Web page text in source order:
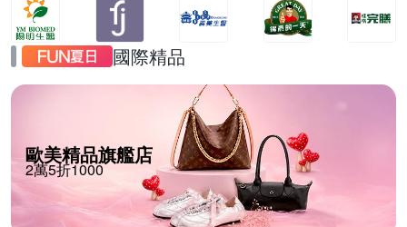
國際精品
歐美精品旗艦店
2萬5折1000